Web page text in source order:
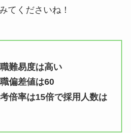
てくださいね！
難易度は高い
偏差値は60
倍率は15倍で採用人数は